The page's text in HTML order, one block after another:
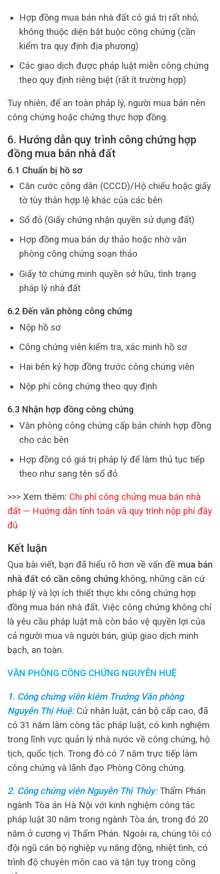
Hợp đồng mua bán nhà đất có giá trị rất nhỏ,
không thuộc diện bắt buộc công chứng (cần
kiểm tra quy định địa phương)
Các giao dịch được pháp luật miễn công chứng
theo quy định riêng biệt (rất ít trường hợp)
Tuy nhiên, để an toàn pháp lý, người mua bán nên
công chứng hoặc chứng thực hợp đồng.
6. Hướng dẫn quy trình công chứng hợp
đồng mua bán nhà đất
6.1 Chuẩn bị hồ sơ
Căn cước công dân (CCCD)/Hộ chiếu hoặc giấy
tờ tùy thân hợp lệ khác của các bên
Sổ đỏ (Giấy chứng nhận quyền sử dụng đất)
Hợp đồng mua bán dự thảo hoặc nhờ văn
phòng công chứng soạn thảo
Giấy tờ chứng minh quyền sở hữu, tình trạng
pháp lý nhà đất
6.2 Đến văn phòng công chứng
Nộp hồ sơ
Công chứng viên kiểm tra, xác minh hồ sơ
Hai bên ký hợp đồng trước công chứng viên
Nộp phí công chứng theo quy định
6.3 Nhận hợp đồng công chứng
Văn phòng công chứng cấp bản chính hợp đồng
cho các bên
Hợp đồng có giá trị pháp lý để làm thủ tục tiếp
theo như sang tên sổ đỏ
>>> Xem thêm: Chi phí công chứng mua bán nhà
đất — Hướng dẫn tính toán và quy trình nộp phí đầy
đủ
Kết luận
Qua bài viết, bạn đã hiểu rõ hơn về vấn đề mua bán
nhà đất có cần công chứng không, những căn cứ
pháp lý và lợi ích thiết thực khi công chứng hợp
đồng mua bán nhà đất. Việc công chứng không chỉ
là yêu cầu pháp luật mà còn bảo vệ quyền lợi của
cả người mua và người bán, giúp giao dịch minh
bạch, an toàn.
VĂN PHÒNG CÔNG CHỨNG NGUYỄN HUỆ
1. Công chứng viên kiêm Trưởng Văn phòng
Nguyễn Thị Huệ: Cử nhân luật, cán bộ cấp cao, đã
có 31 năm làm công tác pháp luật, có kinh nghiệm
trong lĩnh vực quản lý nhà nước về công chứng, hộ
tịch, quốc tịch. Trong đó có 7 năm trực tiếp làm
công chứng và lãnh đạo Phòng Công chứng.
2. Công chứng viên Nguyễn Thị Thủy:Thẩm Phán
ngành Tòa án Hà Nội với kinh nghiệm công tác
pháp luật 30 năm trong ngành Tòa án, trong đó 20
năm ở cương vị Thẩm Phán. Ngoài ra, chúng tôi có
đội ngũ cán bộ nghiệp vụ năng động, nhiệt tình, có
trình độ chuyên môn cao và tận tụy trong công